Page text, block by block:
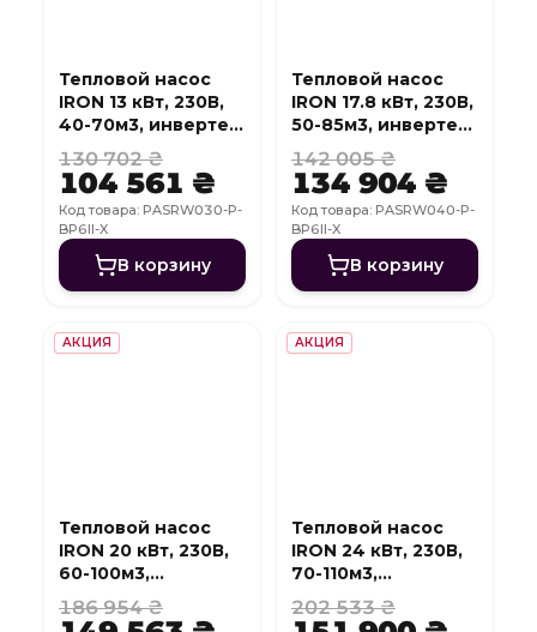
Тепловой насос
IRON 13 кВт, 230В,
40-70м3, инвертер,
с охлаждением,
WI-FI
130 702 ₴
104 561 ₴
Код товара: PASRW030-P-
BP6II-X
В корзину
Тепловой насос
IRON 17.8 кВт, 230В,
50-85м3, инвертер,
с охлаждением,
WI-FI
142 005 ₴
134 904 ₴
Код товара: PASRW040-P-
BP6II-X
В корзину
АКЦИЯ
Тепловой насос
IRON 20 кВт, 230В,
60-100м3,
инвертер, с
охлаждением, WI-
186 954 ₴
АКЦИЯ
Тепловой насос
IRON 24 кВт, 230В,
70-110м3,
инвертер, с
охлаждением, WI-
202 533 ₴